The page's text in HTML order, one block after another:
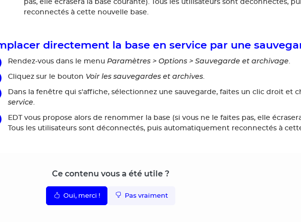
pas, elle écrasera la base courante). Tous les utilisateurs sont déconnectés,
reconnectés à cette nouvelle base.
directement la base en service par une
Rendez-vous dans le menu Paramètres > Options > Sauvegarde et archivage.
Cliquez sur le bouton Voir les sauvegardes et archives.
Dans la fenêtre qui s'affiche, sélectionnez une sauvegarde, faites un clic droit et
service.
EDT vous propose alors de renommer la base (si vous ne le faites pas, elle
Tous les utilisateurs sont déconnectés, puis automatiquement reconnectés à
Ce contenu vous a été utile ?
Oui, merci ! Pas vraiment